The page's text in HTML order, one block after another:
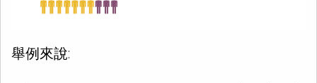
舉例來說: